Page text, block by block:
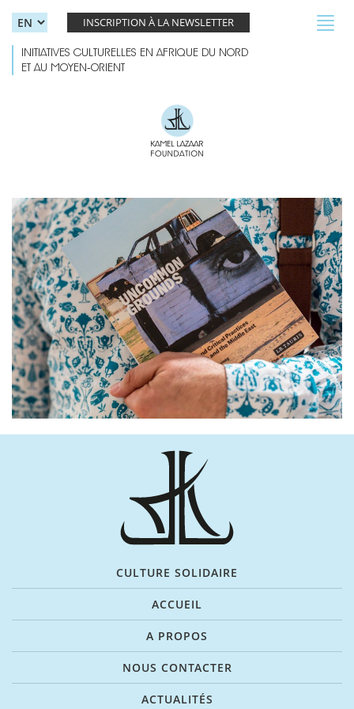
INSCRIPTION À LA NEWSLETTER
INITIATIVES CULTURELLES EN AFRIQUE DU NORD
ET AU MOYEN-ORIENT
CULTURE SOLIDAIRE
ACCUEIL
A PROPOS
NOUS CONTACTER
ACTUALITÉS